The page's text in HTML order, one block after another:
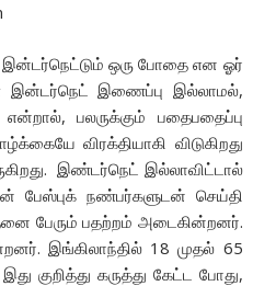
இன்டர்நெட்டும் ஒரு போதை என ஓர்
இன்டர்நெட் இணைப்பு இல்லாமல்,
பலருக்கும் பதைபதைப்பு
விரக்தியாகி விடுகிறது
இண்டர்நெட் இல்லாவிட்டால்
பேஸ்புக் நண்பர்களுடன் செய்தி
பேரும் பதற்றம் அடைகின்றனர்.
இங்கிலாந்தில் 18 முதல் 65
குறித்து கருத்து கேட்ட போது,